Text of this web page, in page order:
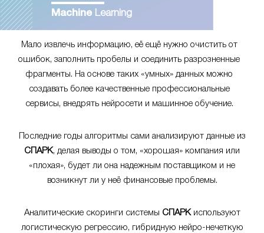
Machine Learning
Мало извлечь информацию, её ещё нужно очистить от
ошибок, заполнить пробелы и соединить разрозненные
фрагменты. На основе таких «умных» данных можно
создавать более качественные профессиональные
сервисы, внедрять нейросети и машинное обучение.
Последние годы алгоритмы сами анализируют данные из
СПАРК, делая выводы о том, «хорошая» компания или
«плохая», будет ли она надежным поставщиком и не
возникнут ли у неё финансовые проблемы.
Аналитические скоринги системы СПАРКиспользуют
логистическую регрессию, гибридную нейро-нечеткую